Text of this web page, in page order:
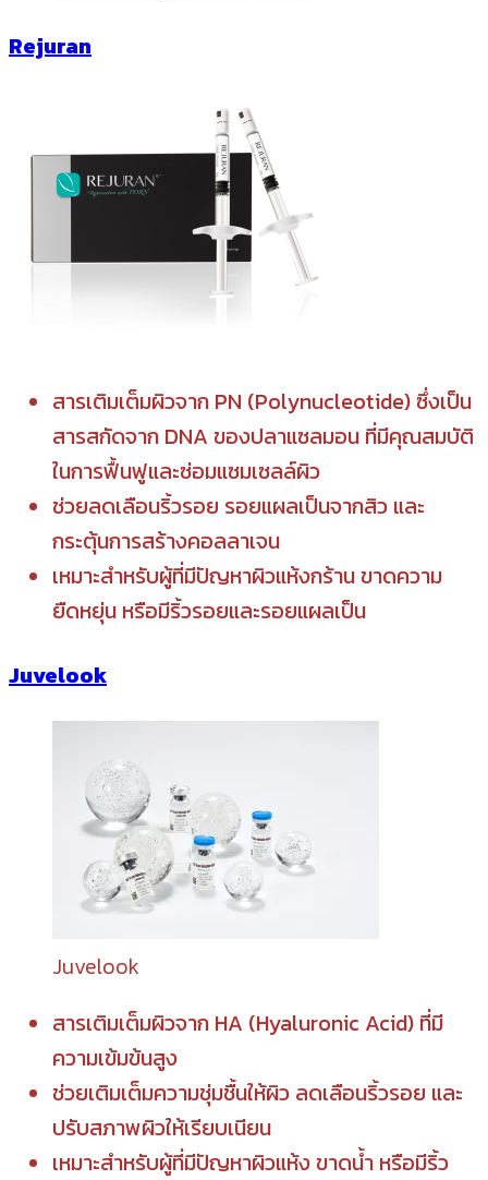
Rejuran
สารเติมเต็มผิวจาก PN (Polynucleotide) ซึ่งเป็น
สารสกัดจาก DNA ของปลาแซลมอน ที่มีคุณสมบัติ
ในการฟื้นฟูและซ่อมแซมเซลล์ผิว
ช่วยลดเลือนริ้วรอย รอยแผลเป็นจากสิว และ
กระตุ้นการสร้างคอลลาเจน
เหมาะสำหรับผู้ที่มีปัญหาผิวแห้งกร้าน ขาดความ
ยืดหยุ่น หรือมีริ้วรอยและรอยแผลเป็น
Juvelook
Juvelook
สารเติมเต็มผิวจาก HA (Hyaluronic Acid) ที่มี
ความเข้มข้นสูง
ช่วยเติมเต็มความชุ่มชื้นให้ผิว ลดเลือนริ้วรอย และ
ปรับสภาพผิวให้เรียบเนียน
เหมาะสำหรับผู้ที่มีปัญหาผิวแห้ง ขาดน้ำ หรือมีริ้ว